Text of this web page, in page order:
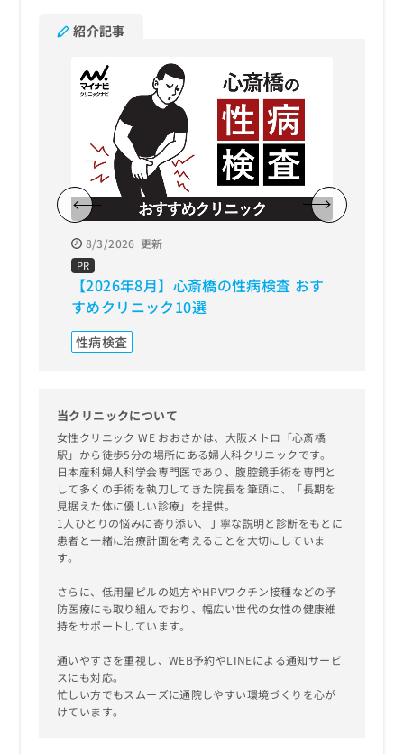
紹介記事
8/3/2026 更新
PR
【2026年8月】心斎橋の性病検査 おす
すめクリニック10選
性病検査
当クリニックについて
女性クリニック WE おおさかは、大阪メトロ「心斎橋
駅」から徒歩5分の場所にある婦人科クリニックです。
日本産科婦人科学会専門医であり、腹腔鏡手術を専門と
して多くの手術を執刀してきた院長を筆頭に、「長期を
見据えた体に優しい診療」を提供。
1人ひとりの悩みに寄り添い、丁寧な説明と診断をもとに
患者と一緒に治療計画を考えることを大切にしていま
す。
さらに、低用量ピルの処方やHPVワクチン接種などの予
防医療にも取り組んでおり、幅広い世代の女性の健康維
持をサポートしています。
通いやすさを重視し、WEB予約やLINEによる通知サービ
スにも対応。
忙しい方でもスムーズに通院しやすい環境づくりを心が
けています。